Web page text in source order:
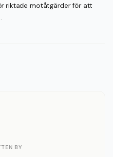
riktade motåtgärder för att
BY